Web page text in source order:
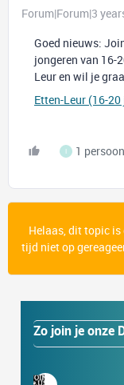
Forum|Forum|3
Goed nieuws:
jongeren van 16-
Leur en wil je
Etten-Leur (16-
I 1
Helaas, dit topic
tijd niet op
Zo join je onze